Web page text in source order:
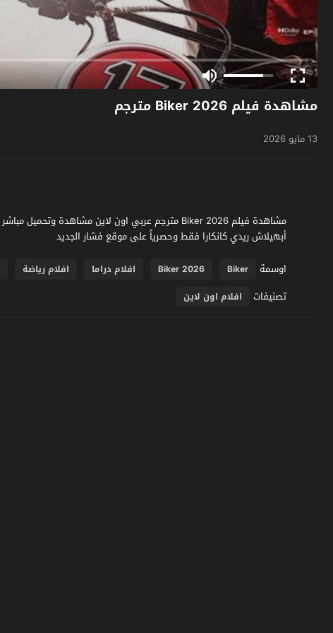
مشاهدة فيلم Biker 2026 مترجم
13 مايو 2026
أبهيلاش ريدي كانكارا فقط وحصرياً على موقع فشار الجديد
اوسمة
Biker
Biker 2026 افلام دراما افلام رياضة
تصنيفات افلام اون لاين